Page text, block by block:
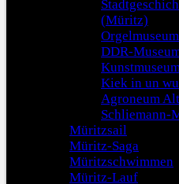
(Müritz)
Orgelmuseum
DDR-
Kiek in un
Agroneum
Schliemann-
Müritzsail
Müritz-Saga
Müritzschwimmen
Müritz-Lauf